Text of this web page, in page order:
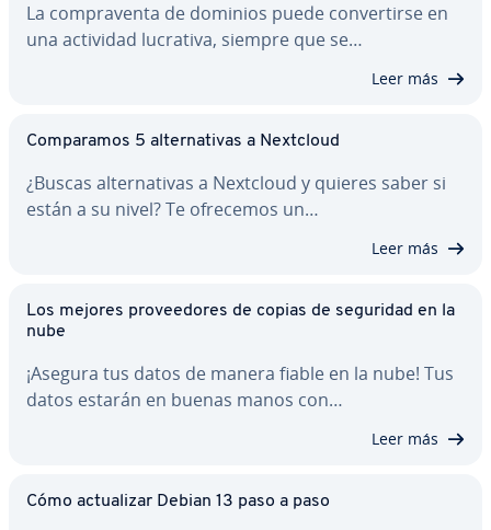
La co­m­pra­ve­n­ta de dominios puede co­n­ve­r­ti­r­se en
una actividad lucrativa, siempre que se…
Leer más
Co­m­pa­ra­mos 5 al­te­r­na­ti­vas a Nextcloud
¿Buscas al­te­r­na­ti­vas a Nextcloud y quieres saber si
están a su nivel? Te ofrecemos un…
Leer más
Los mejores pro­vee­do­res de copias de seguridad en la
nube
¡Asegura tus datos de manera fiable en la nube! Tus
datos estarán en buenas manos con…
Leer más
Cómo ac­tua­li­zar Debian 13 paso a paso